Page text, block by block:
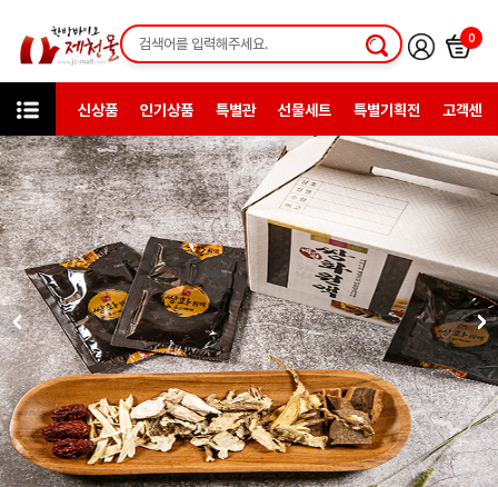
0
신상품 인기상품 특별관 선물세트 특별기획전 고객센터
상품검색